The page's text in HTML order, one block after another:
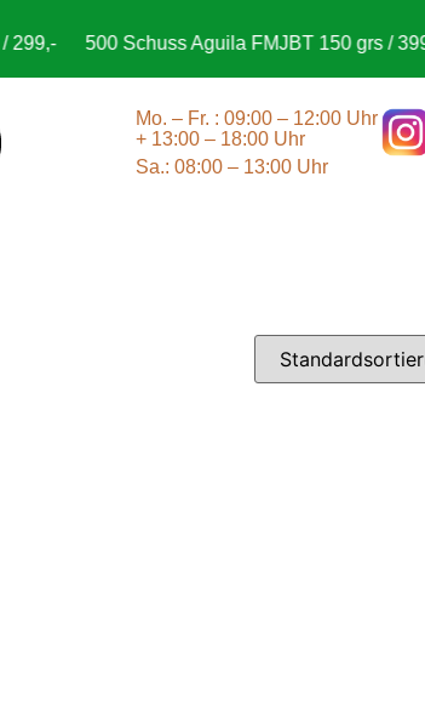
500 Schuss Aguila FMJBT 150 grs / 399,-
Mo. – Fr. : 09:00 – 12:00 Uhr
+ 13:00 – 18:00 Uhr
Sa.: 08:00 – 13:00 Uhr